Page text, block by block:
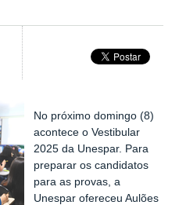
No próximo domingo (8)
acontece o Vestibular
2025 da Unespar. Para
preparar os candidatos
para as provas, a
Unespar ofereceu Aulões